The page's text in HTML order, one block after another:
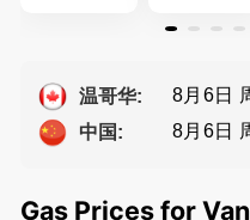
为你提供全
服务
温哥华:
8月6日
中国:
8月6日
Gas Prices for